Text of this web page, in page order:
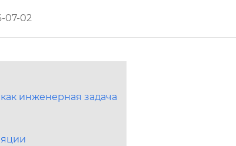
07-02
инженерная задача